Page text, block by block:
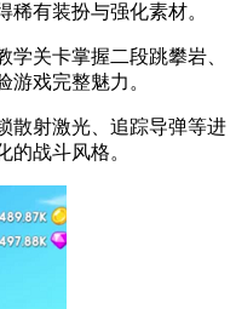
有装扮与强化素材。
关卡掌握二段跳攀岩、
戏完整魅力。
散射激光、追踪导弹等进
的战斗风格。